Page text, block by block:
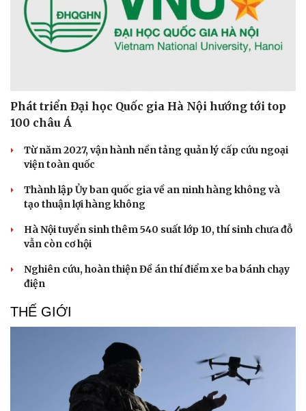
Phát triển Đại học Quốc gia Hà Nội hướng tới top
100 châu Á
Từ năm 2027, vận hành nền tảng quản lý cấp cứu ngoại
viện toàn quốc
Thành lập Ủy ban quốc gia về an ninh hàng không và
tạo thuận lợi hàng không
Hà Nội tuyển sinh thêm 540 suất lớp 10, thí sinh chưa đỗ
vẫn còn cơ hội
Nghiên cứu, hoàn thiện Đề án thí điểm xe ba bánh chạy
điện
THẾ GIỚI